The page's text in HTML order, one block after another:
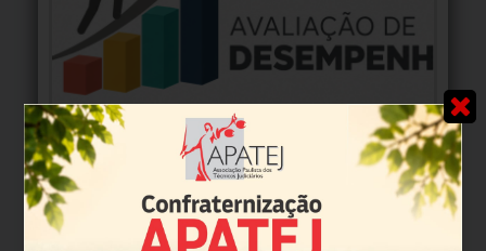
TJ-SP abre prazo para preenchimento do Acordo de
Desempenho 2027
MAIS NOTÍCIAS